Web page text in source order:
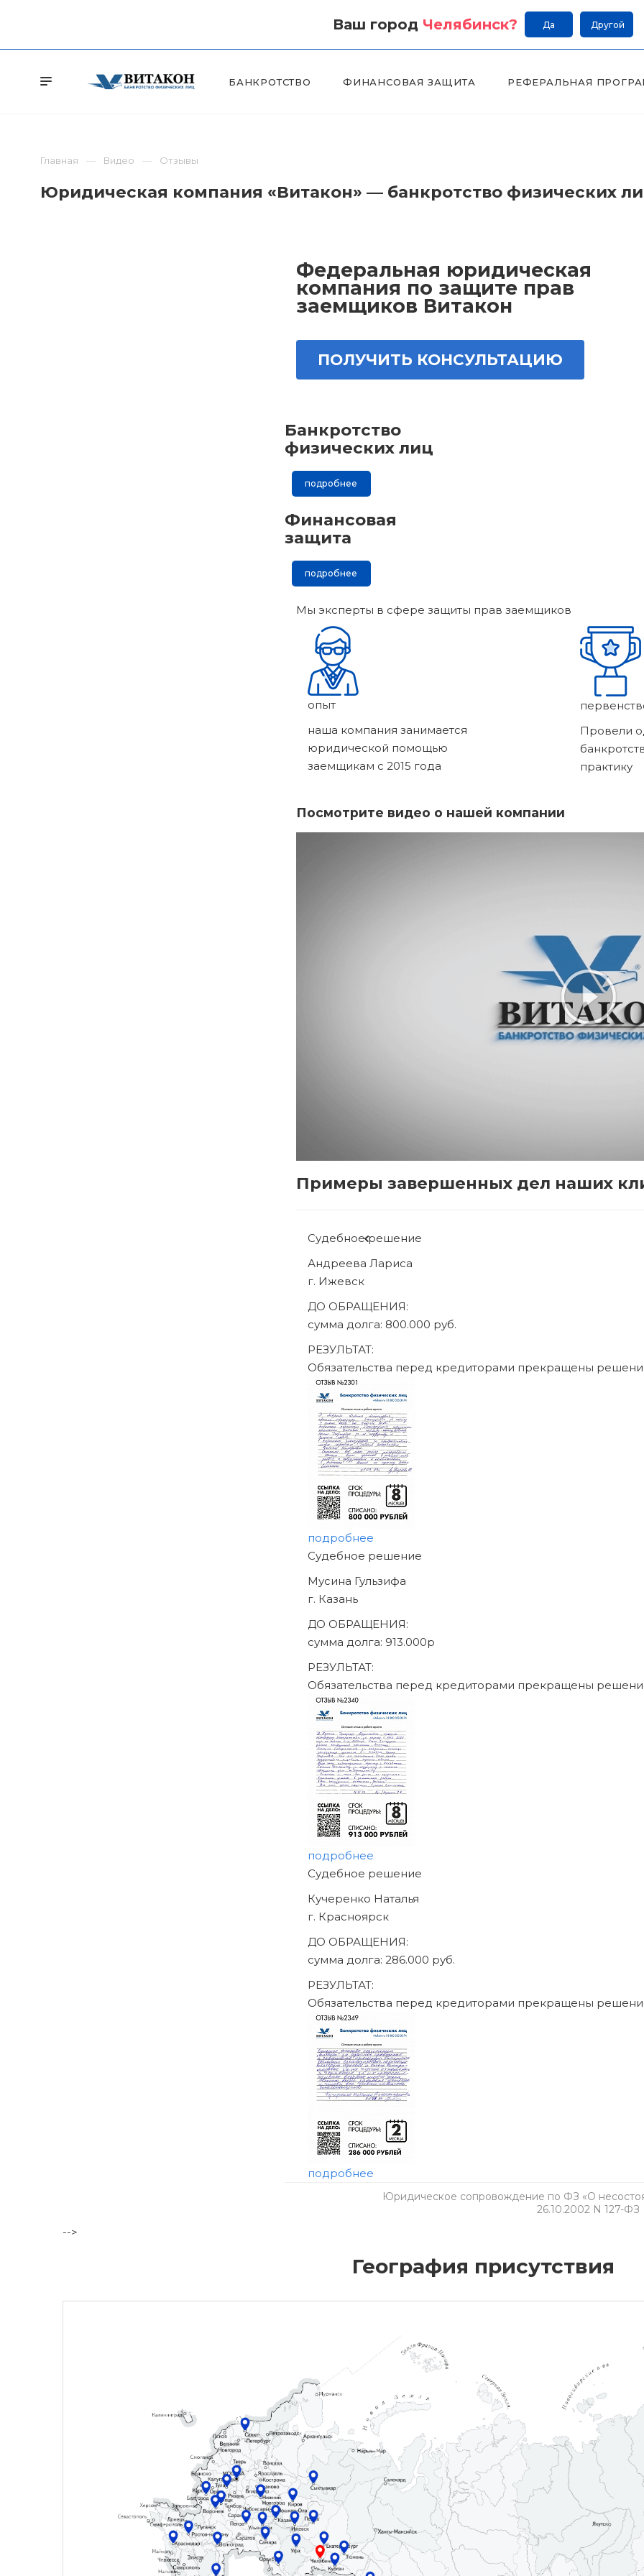
Ваш город Челябинск? Да Другой
БАНКРОТСТВО ФИНАНСОВАЯ ЗАЩИТА РЕФЕРАЛЬНАЯ
Главная Видео Отзывы
Юридическая компания «Витакон» — банкротство физических
Федеральная юридическая
компания по защите прав
заемщиков Витакон
ПОЛУЧИТЬ КОНСУЛЬТАЦИЮ
Банкротство
физических лиц
подробнее
Финансовая
защита
подробнее
Мы эксперты в сфере защиты прав заемщиков
опыт
наша компания занимается
юридической помощью
заемщикам с 2015 года
Провели
практику
Посмотрите видео о нашей компании
Примеры завершенных дел наших
Судебное решение
Рябова Людмила
г. Ижевск
ДО ОБРАЩЕНИЯ:
сумма долга: 470.000 руб.
РЕЗУЛЬТАТ:
Обязательства перед кредиторами прекращены
подробнее
НАЧНИТЕ ИЗБАВЛЯТЬСЯ
ОТ ДОЛГОВ
УЖЕ СЕГОДНЯ!
Записаться на консультацию
Юридическое сопровождение по ФЗ «О
География присутствия
Банкротство влечёт негативные последствия, в том числе ограничения на получение кредита и повторное